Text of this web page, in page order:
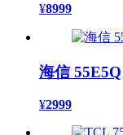
¥8999
海信 55E5Q
¥2999